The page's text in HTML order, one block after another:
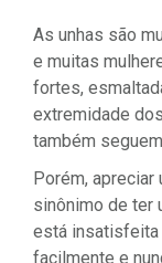
As unhas são
e muitas
fortes,
extremidade
também
Porém,
sinônimo de ter
está insatisfeita
facilmente e